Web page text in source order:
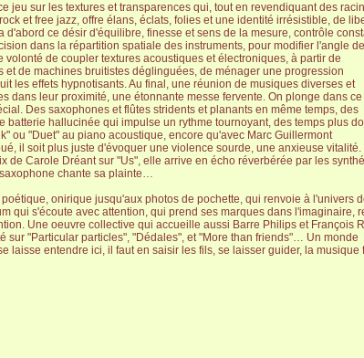
jeu sur les textures et transparences qui, tout en revendiquant des
et free jazz, offre élans, éclats, folies et une identité irrésistible, de
d'abord ce désir d'équilibre, finesse et sens de la mesure, contrôle
dans la répartition spatiale des instruments, pour modifier l'angle
volonté de coupler textures acoustiques et électroniques, à partir de
et de machines bruitistes déglinguées, de ménager une progression
les effets hypnotisants. Au final, une réunion de musiques diverses et
dans leur proximité, une étonnante messe fervente. On plonge dans
Des saxophones et flûtes stridents et planants en même temps, des
batterie hallucinée qui impulse un rythme tournoyant, des temps plus
ou "Duet" au piano acoustique, encore qu'avec Marc Guillermont
il soit plus juste d'évoquer une violence sourde, une anxieuse vitalité.
de Carole Dréant sur "Us", elle arrive en écho réverbérée par les
chante sa plainte…
onirique jusqu'aux photos de pochette, qui renvoie à l'univers
qui s'écoute avec attention, qui prend ses marques dans l'imaginaire,
Une oeuvre collective qui accueille aussi Barre Philips et François
sur "Particular particles", "Dédales", et "More than friends"… Un monde
laisse entendre ici, il faut en saisir les fils, se laisser guider, la musique